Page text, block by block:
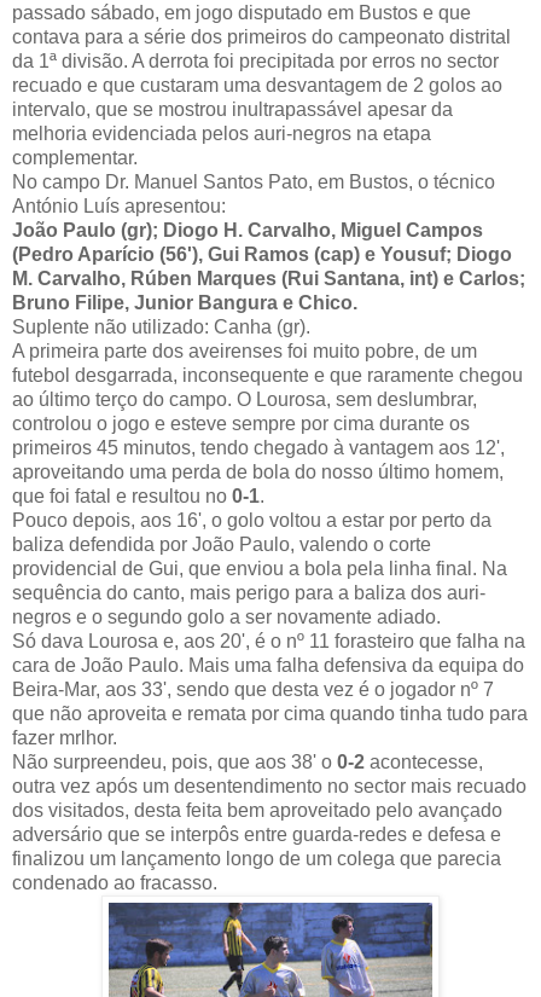
passado sábado, em jogo disputado em Bustos e que
contava para a série dos primeiros do campeonato distrital
da 1ª divisão. A derrota foi precipitada por erros no sector
recuado e que custaram uma desvantagem de 2 golos ao
intervalo, que se mostrou inultrapassável apesar da
melhoria evidenciada pelos auri-negros na etapa
complementar.
No campo Dr. Manuel Santos Pato, em Bustos, o técnico
António Luís apresentou:
João Paulo (gr); Diogo H. Carvalho, Miguel Campos
(Pedro Aparício (56'), Gui Ramos (cap) e Yousuf; Diogo
M. Carvalho, Rúben Marques (Rui Santana, int) e Carlos;
Bruno Filipe, Junior Bangura e Chico.
Suplente não utilizado: Canha (gr).
A primeira parte dos aveirenses foi muito pobre, de um
futebol desgarrada, inconsequente e que raramente chegou
ao último terço do campo. O Lourosa, sem deslumbrar,
controlou o jogo e esteve sempre por cima durante os
primeiros 45 minutos, tendo chegado à vantagem aos 12',
aproveitando uma perda de bola do nosso último homem,
que foi fatal e resultou no 0-1.
Pouco depois, aos 16', o golo voltou a estar por perto da
baliza defendida por João Paulo, valendo o corte
providencial de Gui, que enviou a bola pela linha final. Na
sequência do canto, mais perigo para a baliza dos auri-
negros e o segundo golo a ser novamente adiado.
Só dava Lourosa e, aos 20', é o nº 11 forasteiro que falha na
cara de João Paulo. Mais uma falha defensiva da equipa do
Beira-Mar, aos 33', sendo que desta vez é o jogador nº 7
que não aproveita e remata por cima quando tinha tudo para
fazer mrlhor.
Não surpreendeu, pois, que aos 38' o 0-2 acontecesse,
outra vez após um desentendimento no sector mais recuado
dos visitados, desta feita bem aproveitado pelo avançado
adversário que se interpôs entre guarda-redes e defesa e
finalizou um lançamento longo de um colega que parecia
condenado ao fracasso.